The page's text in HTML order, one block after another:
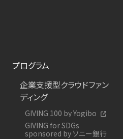
プログラム
企業支援型クラウドファン
ディング
GIVING 100 by Yogibo
GIVING for SDGs
sponsored by ソニー銀行